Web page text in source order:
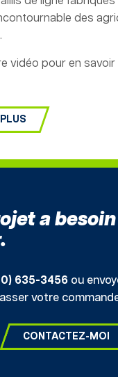
des
vidéo pour en
a
635-3456 ou
votre
CONTACTEZ-MOI